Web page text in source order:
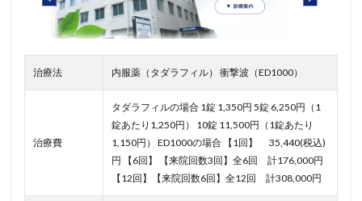
治療法 内服薬（タダラフィル） 衝撃波（ED1000）
治療費
タダラフィルの場合 1錠 1,350円 5錠 6,250円（1
錠あたり1,250円） 10錠 11,500円（1錠あたり
1,150円） ED1000の場合
【1回】 35,440(税込)
円
【6回】 【来院回数3回】全6回 計176,000円
【12回】【来院回数6回】全12回 計308,000円